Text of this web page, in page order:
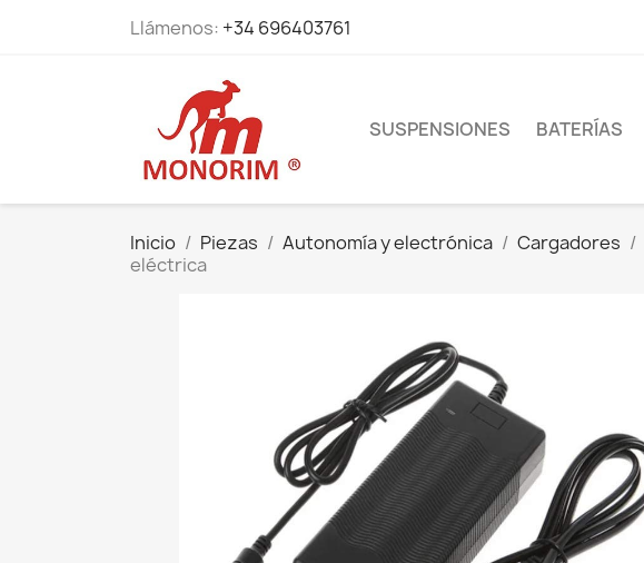
Llámenos: +34 696403761
SUSPENSIONES BATERÍAS
Inicio Piezas Autonomía y electrónica Cargadores
eléctrica